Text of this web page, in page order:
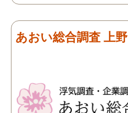
ありがとう御座いました。
探偵に頼む事のない人生を
歩みますね(笑)
あおい総合調査 上野